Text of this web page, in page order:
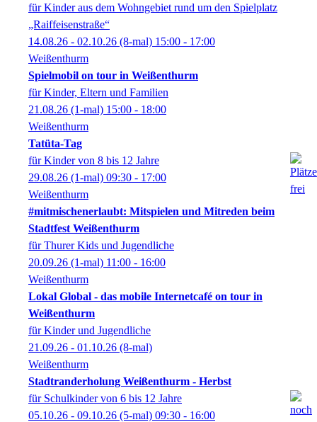
für Kinder aus dem Wohngebiet rund um den Spielplatz
„Raiffeisenstraße“
14.08.26 - 02.10.26 (8-mal) 15:00 - 17:00
Weißenthurm
Spielmobil on tour in Weißenthurm
für Kinder, Eltern und Familien
21.08.26 (1-mal) 15:00 - 18:00
Weißenthurm
Tatüta-Tag
für Kinder von 8 bis 12 Jahre
29.08.26 (1-mal) 09:30 - 17:00
Weißenthurm
#mitmischenerlaubt: Mitspielen und Mitreden beim
Stadtfest Weißenthurm
für Thurer Kids und Jugendliche
20.09.26 (1-mal) 11:00 - 16:00
Weißenthurm
Lokal Global - das mobile Internetcafé on tour in
Weißenthurm
für Kinder und Jugendliche
21.09.26 - 01.10.26 (8-mal)
Weißenthurm
Stadtranderholung Weißenthurm - Herbst
für Schulkinder von 6 bis 12 Jahre
05.10.26 - 09.10.26 (5-mal) 09:30 - 16:00